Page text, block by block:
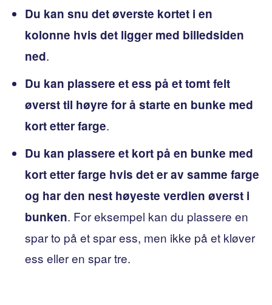
Du kan snu det øverste kortet i en
kolonne hvis det ligger med billedsiden
ned.
Du kan plassere et ess på et tomt felt
øverst til høyre for å starte en bunke med
kort etter farge.
Du kan plassere et kort på en bunke med
kort etter farge hvis det er av samme farge
og har den nest høyeste verdien øverst i
bunken. For eksempel kan du plassere en
spar to på et spar ess, men ikke på et kløver
ess eller en spar tre.